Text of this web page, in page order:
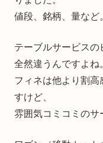
値段、銘柄、量など
テーブルサービス
全然違うんですよね
フィネは他より割高
すけど、
雰囲気コミコミのサ